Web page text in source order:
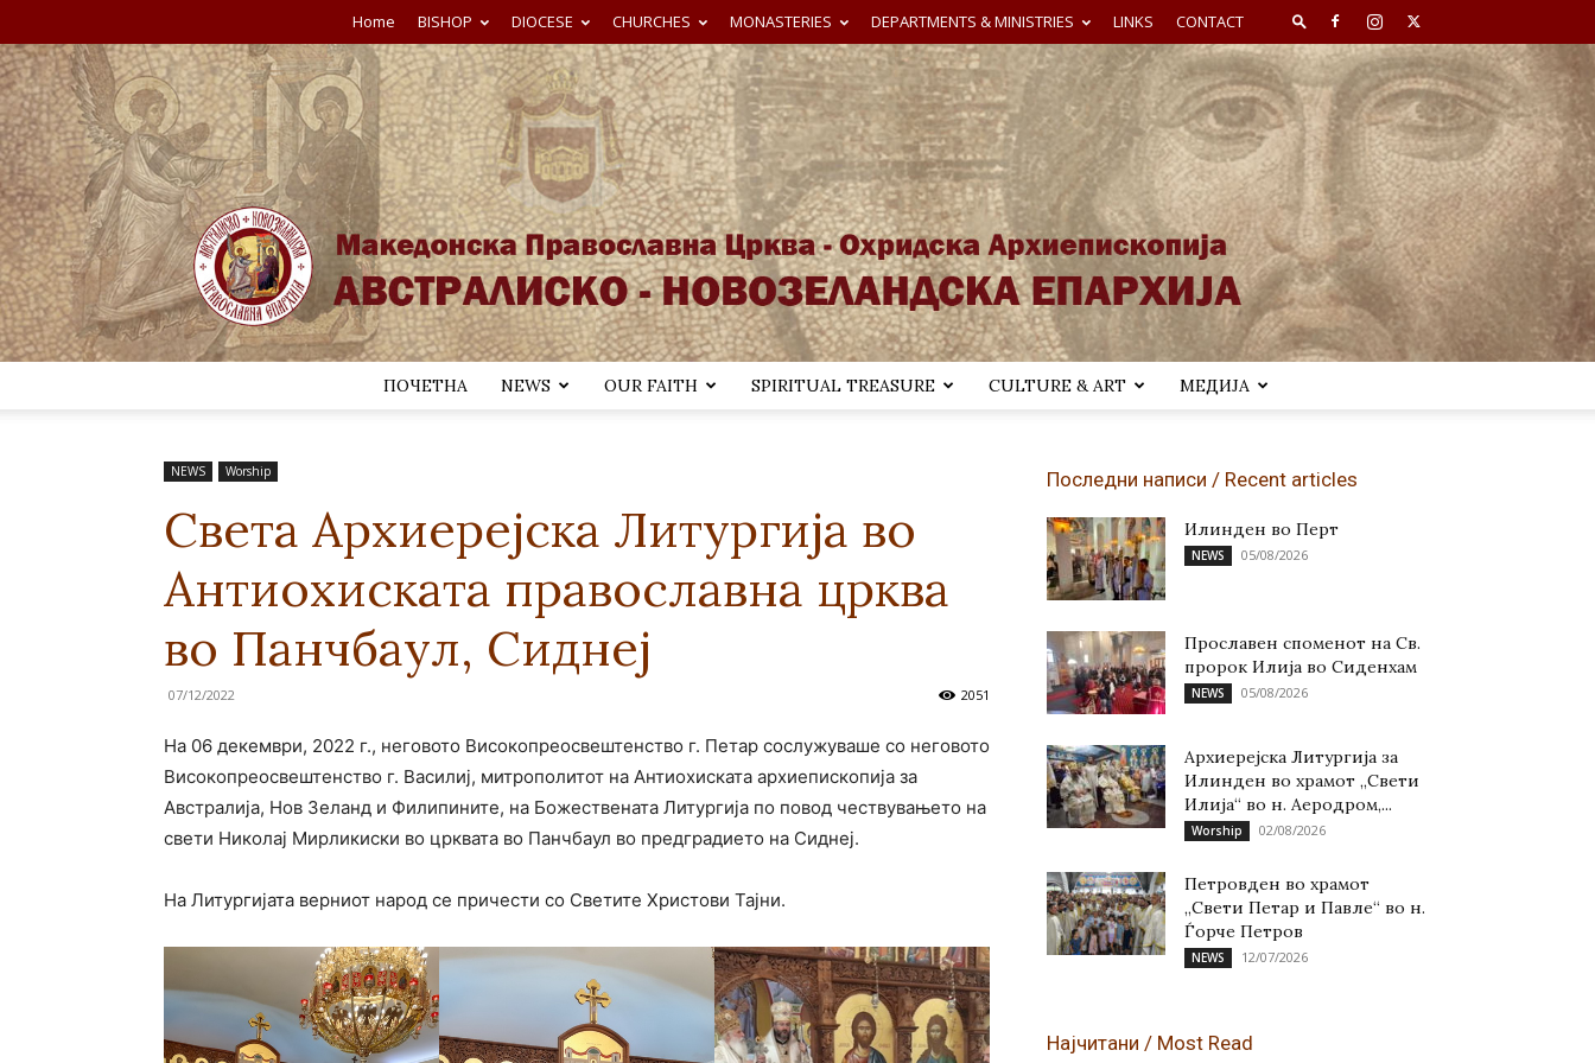
Home BISHOP DIOCESE CHURCHES MONASTERIES DEPARTMENTS & MINISTRIES LINKS CONTACT
новозеландска
Епархија
ПОЧЕТНА NEWS OUR FAITH SPIRITUAL TREASURE CULTURE & ART МЕДИЈА
NEWS Worship
Света Архиерејска Литургија во
Антиохиската православна црква
во Панчбаул, Сиднеј
07/12/2022 2051
На 06 декември, 2022 г., неговото Високопреосвештенство г. Петар сослужуваше со неговото
Високопреосвештенство г. Василиј, митрополитот на Антиохиската архиепископија за
Австралија, Нов Зеланд и Филипините, на Божествената Литургија по повод чествувањето на
свети Николај Мирликиски во црквата во Панчбаул во предградието на Сиднеј.
На Литургијата верниот народ се причести со Светите Христови Тајни.
Последни написи / Recent articles
Илинден во Перт
NEWS 05/08/2026
Прославен споменот на Св.
пророк Илија во Сиденхам
NEWS 05/08/2026
Архиерејска Литургија за
Илинден во храмот „Свети
Илија“ во н. Аеродром,...
Worship 02/08/2026
Петровден во храмот
„Свети Петар и Павле“ во н.
Ѓорче Петров
NEWS 12/07/2026
Најчитани / Most Read